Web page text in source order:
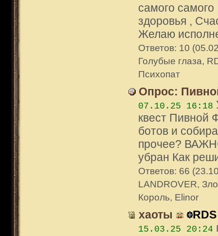
самого самого
здоровья ,
Желаю
Ответов: 10
Голубые глаза,
Психопат
Опрос:
07.10.25 16:18
квест Пивной
ботов и
прочее?
убран Как
Ответов: 66
LANDROVER,
Король, Elinor
хаоты RDS
15.03.25 20:24